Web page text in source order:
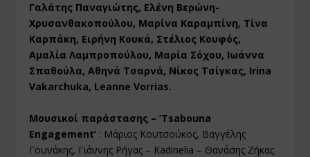
Γαλάτης Παναγιώτης, Ελένη Βερώνη-
Χρυσανθακοπούλου, Μαρίνα Καραμπίνη, Τίνα
Καρπάκη, Ειρήνη Κουκά, Στέλιος Κουφός,
Αμαλία Λαμπροπούλου, Μαρία Σόχου, Ιωάννα
Σπαθούλα, Αθηνά Τσαρνά, Νίκος Τσίγκας, Irina
Vakarchuka, Leanne Vorrias.
Μουσικοί παράστασης – ‘Tsabouna
Engagement’ : Μάριος Κουτσούκος, Βαγγέλης
Γουνάκης, Γιάννης Ρήγας – Kadinelia – Θανάσης Ζήκας